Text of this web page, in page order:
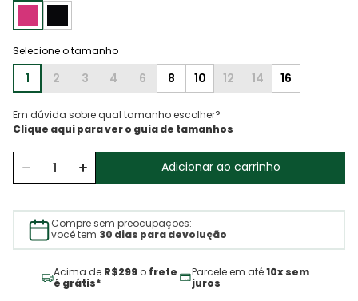
1 2 3 4 6 8 10 12 14 16
Em dúvida sobre qual tamanho escolher?
Adicionar ao carrinho
Compre sem preocupações:
você tem 30 dias para devolução
Acima de R$299 o frete
é grátis*
Parcele em até10x sem
juros